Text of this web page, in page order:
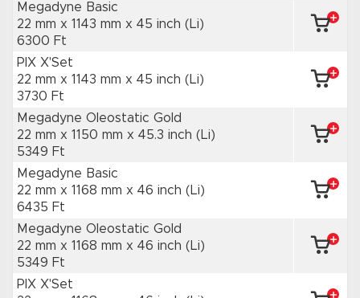
Megadyne Basic
22 mm x 1143 mm x 45 inch (Li)
6300 Ft
PIX X'Set
22 mm x 1143 mm x 45 inch (Li)
3730 Ft
Megadyne Oleostatic Gold
22 mm x 1150 mm x 45.3 inch (Li)
5349 Ft
Megadyne Basic
22 mm x 1168 mm x 46 inch (Li)
6435 Ft
Megadyne Oleostatic Gold
22 mm x 1168 mm x 46 inch (Li)
5349 Ft
PIX X'Set